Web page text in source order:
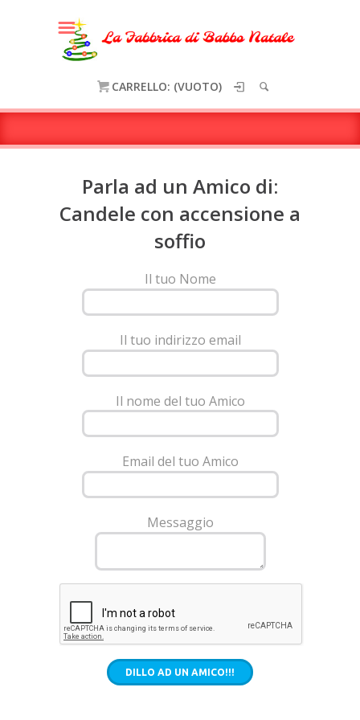
CARRELLO: (VUOTO)
Parla ad un Amico di:
Candele con accensione a
soffio
Il tuo Nome
Il tuo indirizzo email
Il nome del tuo Amico
Email del tuo Amico
Messaggio